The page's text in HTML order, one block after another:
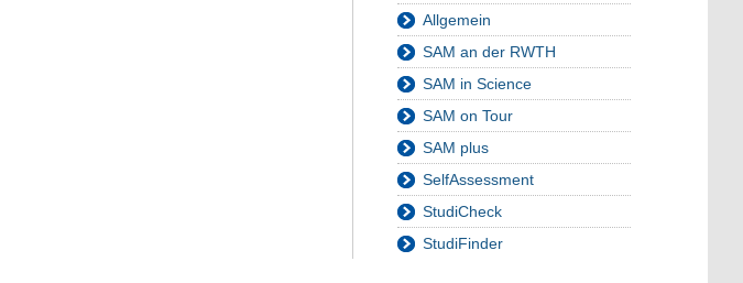
Allgemein
SAM an der RWTH
SAM in Science
SAM on Tour
SAM plus
SelfAssessment
StudiCheck
StudiFinder